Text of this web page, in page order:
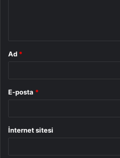
Ad *
E-posta *
İnternet sitesi